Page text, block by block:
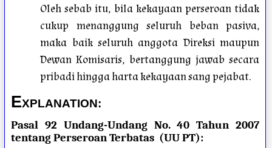
Oleh sebab itu, bila kekayaan perseroan tidak
cukup menanggung seluruh beban pasiva,
maka baik seluruh anggota Direksi maupun
Dewan Komisaris, bertanggung jawab secara
pribadi hingga harta kekayaan sang pejabat.
EXPLANATION:
Pasal 92 Undang-Undang No. 40 Tahun 2007
tentang Perseroan Terbatas (UU PT):